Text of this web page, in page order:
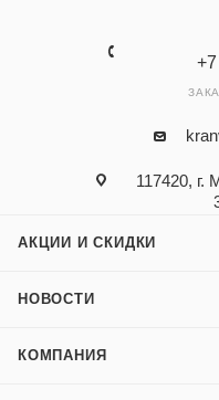
117420, г.
АКЦИИ И СКИДКИ
НОВОСТИ
КОМПАНИЯ